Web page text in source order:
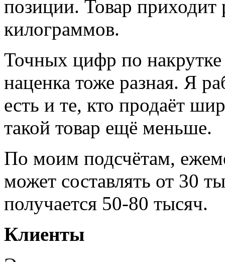
позиции. Товар
килограммов.
Точных цифр по
наценка тоже разная. Я
есть и те, кто продаёт
такой товар ещё меньше.
По моим подсчётам,
может составлять от 30
получается 50-80 тысяч.
Клиенты